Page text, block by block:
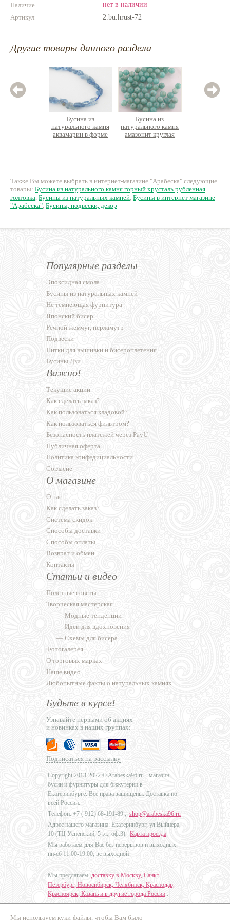
Мы используем куки-файлы, чтобы Вам было
Наличие
нет в наличии
Артикул
2.bu.hrust-72
Другие товары данного раздела
Бусина из
натурального камня
аквамарин в форме
Бусина из
натурального камня
амазонит круглая
Также Вы можете выбрать в интернет-магазине "Арабеска" следующие
товары: Бусина из натурального камня горный хрусталь рубленная
голтовка, Бусины из натуральных камней, Бусины в интернет магазине
"Арабеска", Бусины, подвески, декор
Популярные разделы
Эпоксидная смола
Бусины из натуральных камней
Не темнеющая фурнитура
Японский бисер
Речной жемчуг, перламутр
Подвески
Нитки для вышивки и бисероплетения
Бусины Дзи
Важно!
Текущие акции
Как сделать заказ?
Как пользоваться кладовой?
Как пользоваться фильтром?
Безопасность платежей через PayU
Публичная оферта
Политика конфедициальности
Согласие
О магазине
О нас
Как сделать заказ?
Система скидок
Способы доставки
Способы оплаты
Возврат и обмен
Контакты
Статьи и видео
Полезные советы
Творческая мастерская
— Модные тенденции
— Идеи для вдохновения
— Схемы для бисера
Фотогалерея
О торговых марках
Наше видео
Любопытные факты о натуральных камнях
Будьте в курсе!
Узнавайте первыми об акциях
и новинках в наших группах:
Подписаться на рассылку
Copyright 2013-2022 © Arabeska96.ru - магазин
бусин и фурнитуры для бижутерии в
Екатеринбурге. Все права защищены. Доставка по
всей России.
Телефон: +7 ( 912) 68-191-89 , shop@arabeska96.ru
Адрес нашего магазина: Екатеринбург, ул.Выйнера,
10 (ТЦ Успенский, 5 эт., оф.3). Карта проезда
Мы работаем для Вас без перерывов и выходных:
пн-сб 11:00-19:00, вс выходной
Мы предлагаем доставку в Москву, Санкт-
Петербург, Новосибирск, Челябинск, Краснодар,
Красноярск, Казань и в другие города России .